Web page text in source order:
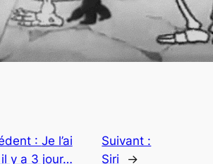
: Je l’ai
y a 3 jour…
Suivant :
Siri
→